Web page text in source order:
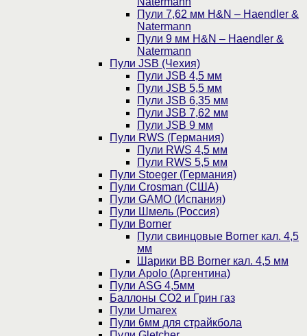
Пули 7,62 мм H&N – Haendler &
Natermann
Пули 9 мм H&N – Haendler &
Natermann
Пули JSB (Чехия)
Пули JSB 4,5 мм
Пули JSB 5,5 мм
Пули JSB 6,35 мм
Пули JSB 7,62 мм
Пули JSB 9 мм
Пули RWS (Германия)
Пули RWS 4,5 мм
Пули RWS 5,5 мм
Пули Stoeger (Германия)
Пули Crosman (США)
Пули GAMO (Испания)
Пули Шмель (Россия)
Пули Borner
Пули свинцовые Borner кал. 4,5
мм
Шарики BB Borner кал. 4,5 мм
Пули Apolo (Аргентина)
Пули ASG 4,5мм
Баллоны CO2 и Грин газ
Пули Umarex
Пули 6мм для страйкбола